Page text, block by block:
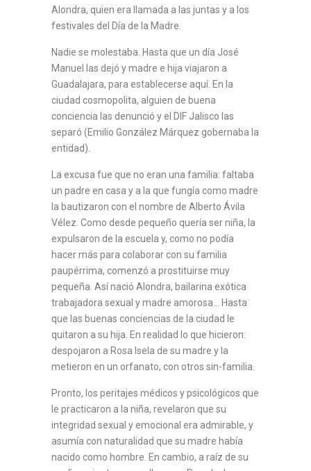
Alondra, quien era llamada a las juntas y a los
festivales del Día de la Madre.
Nadie se molestaba. Hasta que un día José
Manuel las dejó y madre e hija viajaron a
Guadalajara, para establecerse aquí. En la
ciudad cosmopolita, alguien de buena
conciencia las denunció y el DIF Jalisco las
separó (Emilio González Márquez gobernaba la
entidad).
La excusa fue que no eran una familia: faltaba
un padre en casa y a la que fungía como madre
la bautizaron con el nombre de Alberto Ávila
Vélez. Como desde pequeño quería ser niña, la
expulsaron de la escuela y, como no podía
hacer más para colaborar con su familia
paupérrima, comenzó a prostituirse muy
pequeña. Así nació Alondra, bailarina exótica
trabajadora sexual y madre amorosa… Hasta
que las buenas conciencias de la ciudad le
quitaron a su hija. En realidad lo que hicieron:
despojaron a Rosa Isela de su madre y la
metieron en un orfanato, con otros sin-familia.
Pronto, los peritajes médicos y psicológicos que
le practicaron a la niña, revelaron que su
integridad sexual y emocional era admirable, y
asumía con naturalidad que su madre había
nacido como hombre. En cambio, a raíz de su